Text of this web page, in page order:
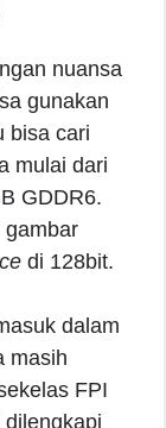
nuansa
gunakan
bisa cari
mulai dari
GDDR6.
gambar
di 128bit.
dalam
masih
FPI